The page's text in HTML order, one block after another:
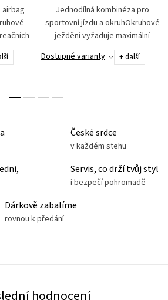
airbag
Jednodílná kombinéza pro
sportovní jízdu a okruhOkruhové
ježdění vyžaduje maximální
soustředění na výkon. Toho
docílíme jen s pocitem bezpečí a
Dostupné varianty + další
České srdce
v každém stehu
Servis, co drží tvůj styl
i bezpečí pohromadě
Dárkově zabalíme
rovnou k předání
hodnocení